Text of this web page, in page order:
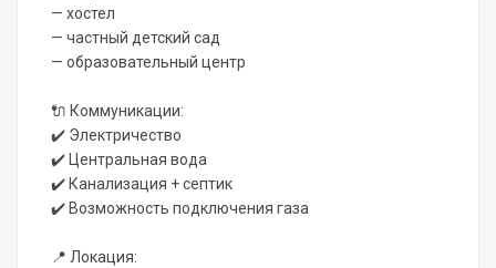
— хостел
— частный детский сад
— образовательный центр
🔌 Коммуникации:
✔️ Электричество
✔️ Центральная вода
✔️ Канализация + септик
✔️ Возможность подключения газа
📍 Локация: